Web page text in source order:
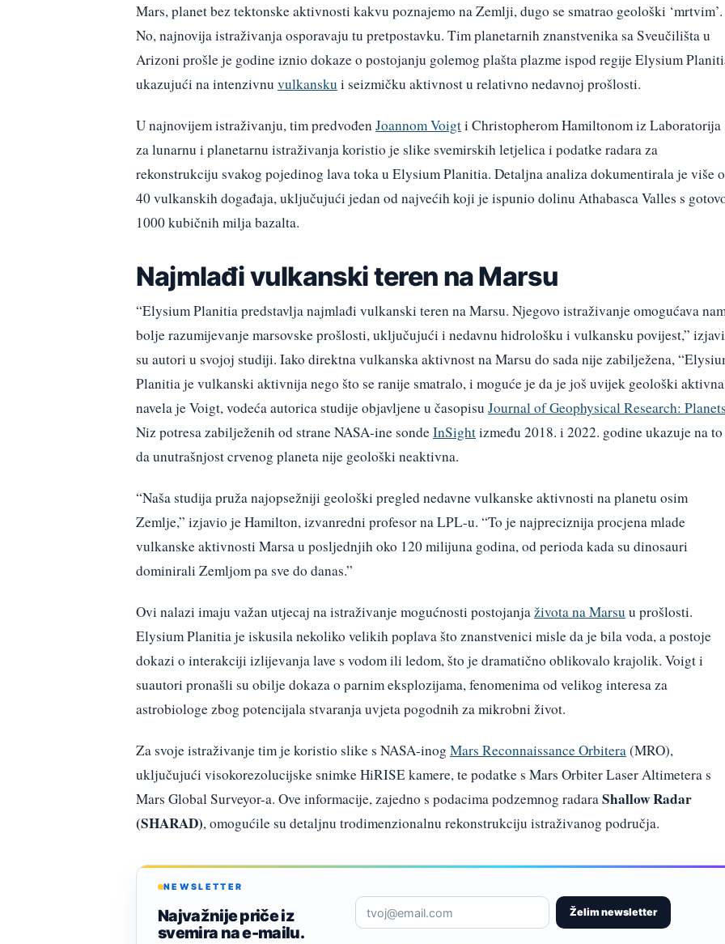
Mars, planet bez tektonske aktivnosti kakvu poznajemo na Zemlji, dugo se smatrao geološki ‘mrtvim’.
No, najnovija istraživanja osporavaju tu pretpostavku. Tim planetarnih znanstvenika sa Sveučilišta u
Arizoni prošle je godine iznio dokaze o postojanju golemog plašta plazme ispod regije Elysium
ukazujući na intenzivnu vulkansku i seizmičku aktivnost u relativno nedavnoj prošlosti.
U najnovijem istraživanju, tim predvođenJoannom Voigti Christopherom Hamiltonom iz Laboratorija
za lunarnu i planetarnu istraživanja koristio je slike svemirskih letjelica i podatke radara za
rekonstrukciju svakog pojedinog lava toka u Elysium Planitia. Detaljna analiza dokumentirala je više
40 vulkanskih događaja, uključujući jedan od najvećih koji je ispunio dolinu Athabasca Valles s
1000 kubičnih milja bazalta.
Najmlađi vulkanski teren na Marsu
“Elysium Planitia predstavlja najmlađi vulkanski teren na Marsu. Njegovo istraživanje omogućava
bolje razumijevanje marsovske prošlosti, uključujući i nedavnu hidrološku i vulkansku povijest,”
su autori u svojoj studiji. Iako direktna vulkanska aktivnost na Marsu do sada nije zabilježena,
Planitia je vulkanski aktivnija nego što se ranije smatralo, i moguće je da je još uvijek geološki
navela je Voigt, vodeća autorica studije objavljene u časopisu Journal of Geophysical Research: Planets
Niz potresa zabilježenih od strane NASA-ine sondeInSightizmeđu 2018. i 2022. godine ukazuje na to
da unutrašnjost crvenog planeta nije geološki neaktivna.
“Naša studija pruža najopsežniji geološki pregled nedavne vulkanske aktivnosti na planetu osim
Zemlje,” izjavio je Hamilton, izvanredni profesor na LPL-u. “To je najpreciznija procjena mlade
vulkanske aktivnosti Marsa u posljednjih oko 120 milijuna godina, od perioda kada su dinosauri
dominirali Zemljom pa sve do danas.”
Ovi nalazi imaju važan utjecaj na istraživanje mogućnosti postojanjaživota na Marsu u prošlosti.
Elysium Planitia je iskusila nekoliko velikih poplava što znanstvenici misle da je bila voda, a postoje
dokazi o interakciji izlijevanja lave s vodom ili ledom, što je dramatično oblikovalo krajolik. Voigt i
suautori pronašli su obilje dokaza o parnim eksplozijama, fenomenima od velikog interesa za
astrobiologe zbog potencijala stvaranja uvjeta pogodnih za mikrobni život.
Za svoje istraživanje tim je koristio slike s NASA-inog Mars Reconnaissance Orbitera(MRO),
uključujući visokorezolucijske snimke HiRISE kamere, te podatke s Mars Orbiter Laser Altimetera s
Mars Global Surveyor-a. Ove informacije, zajedno s podacima podzemnog radaraShallow Radar
(SHARAD), omogućile su detaljnu trodimenzionalnu rekonstrukciju istraživanog područja.
NEWSLETTER
Najvažnije priče iz
svemira na e-mailu.
Želim newsletter